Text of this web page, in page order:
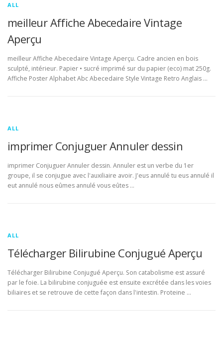
ALL
meilleur Affiche Abecedaire Vintage
Aperçu
meilleur Affiche Abecedaire Vintage Aperçu. Cadre ancien en bois
sculpté, intérieur. Papier • sucré imprimé sur du papier (eco) mat 250g.
Affiche Poster Alphabet Abc Abecedaire Style Vintage Retro Anglais …
ALL
imprimer Conjuguer Annuler dessin
imprimer Conjuguer Annuler dessin. Annuler est un verbe du 1er
groupe, il se conjugue avec l'auxiliaire avoir. J'eus annulé tu eus annulé il
eut annulé nous eûmes annulé vous eûtes …
ALL
Télécharger Bilirubine Conjugué Aperçu
Télécharger Bilirubine Conjugué Aperçu. Son catabolisme est assuré
par le foie. La bilirubine conjuguée est ensuite excrétée dans les voies
biliaires et se retrouve de cette façon dans l'intestin. Proteine …